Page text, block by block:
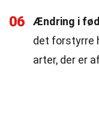
06 Ændring i
det forstyrre
arter, der er